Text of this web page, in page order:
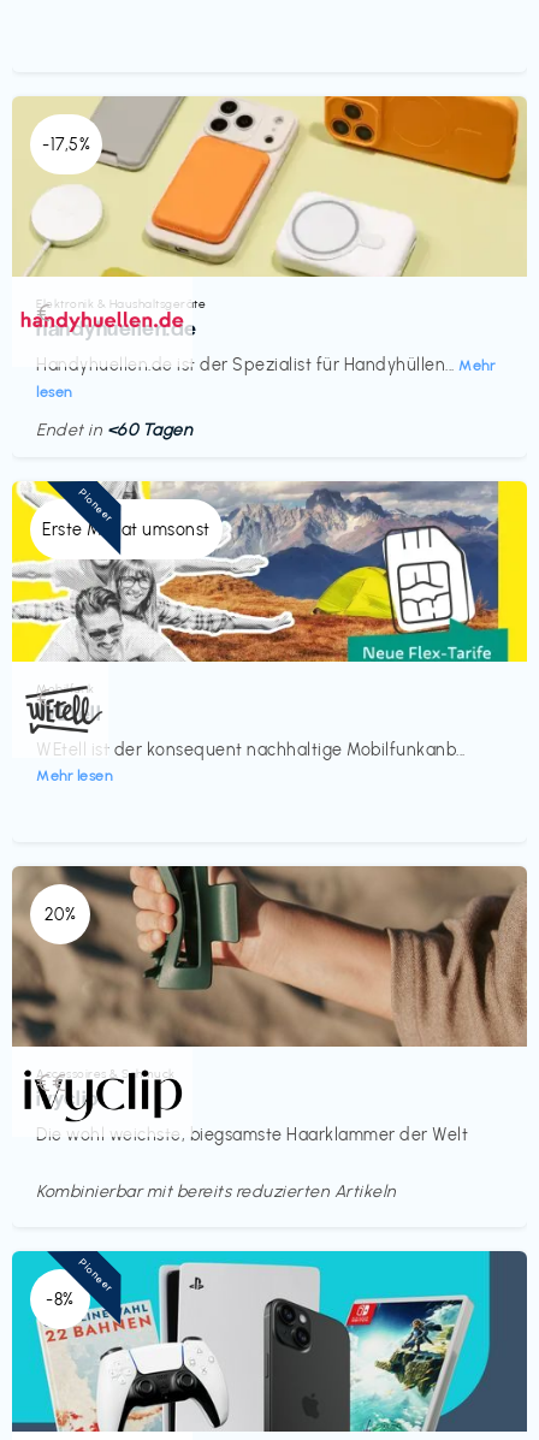
-17,5%
Elektronik & Haushaltsgeräte
handyhuellen.de
Handyhuellen.de ist der Spezialist für Handyhüllen... Mehr
lesen
€‎
Endet in <60 Tagen
Erste Monat umsonst
Mobilfunk
WEtell
WEtell ist der konsequent nachhaltige Mobilfunkanb...
Mehr lesen
€‎
Pioneer
20%
Accessoires & Schmuck
ivyclip
Die wohl weichste, biegsamste Haarklammer der Welt
€€‎
Kombinierbar mit bereits reduzierten Artikeln
-8%
Pioneer